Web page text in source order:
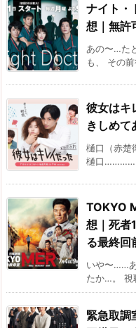
ナイト
想｜無許
あの〜…た
も、 その
彼女はキ
きしめて
樋口（赤楚
樋口
TOKYO
想｜死者
る最終回
いや〜……
たか…。 視
緊急取